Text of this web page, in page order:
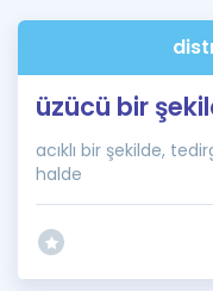
İngilizce
üzücü bir
acıklı bir şekilde,
halde